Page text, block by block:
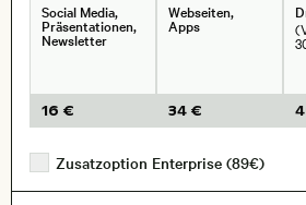
Social Media,
Präsentationen,
Newsletter
16 €
Webseiten,
Apps
34 €
Zusatzoption Enterprise (89€)